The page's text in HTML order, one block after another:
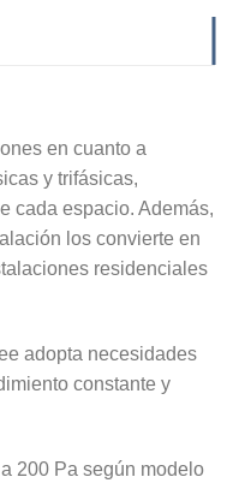
en cuanto a
y trifásicas,
cada espacio. Además,
los convierte en
residenciales
adopta necesidades
constante y
200 Pa según modelo